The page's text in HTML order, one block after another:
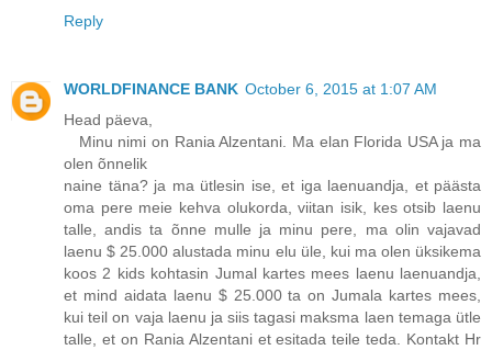
Reply
WORLDFINANCE BANK October 6, 2015 at 1:07 AM
Head päeva,
Minu nimi on Rania Alzentani. Ma elan Florida USA ja ma
olen õnnelik
naine täna? ja ma ütlesin ise, et iga laenuandja, et päästa
oma pere meie kehva olukorda, viitan isik, kes otsib laenu
talle, andis ta õnne mulle ja minu pere, ma olin vajavad
laenu $ 25.000 alustada minu elu üle, kui ma olen üksikema
koos 2 kids kohtasin Jumal kartes mees laenu laenuandja,
et mind aidata laenu $ 25.000 ta on Jumala kartes mees,
kui teil on vaja laenu ja siis tagasi maksma laen temaga ütle
talle, et on Rania Alzentani et esitada teile teda. Kontakt Hr